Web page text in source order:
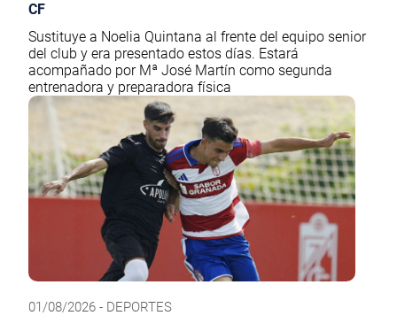
CF
Sustituye a Noelia Quintana al frente del equipo senior
del club y era presentado estos días. Estará
acompañado por Mª José Martín como segunda
entrenadora y preparadora física
01/08/2026 - DEPORTES